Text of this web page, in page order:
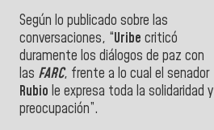
Según lo publicado sobre las
conversaciones, “Uribe criticó
duramente los diálogos de paz con
las FARC, frente a lo cual el senador
Rubio le expresa toda la solidaridad y
preocupación”.